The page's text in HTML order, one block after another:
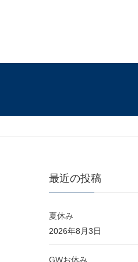
最近の投稿
夏休み
2026年8月3日
GWお休み